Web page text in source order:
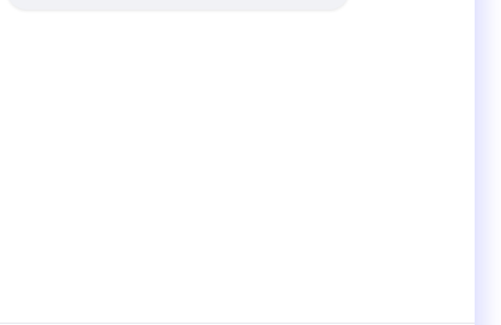
PWB
cavo
del
PWB